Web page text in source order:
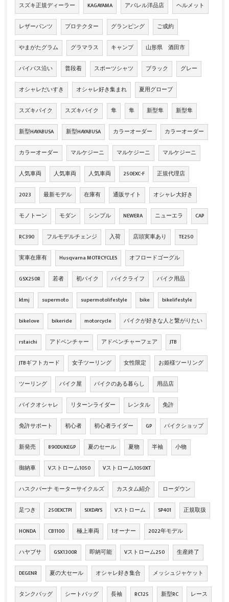
スズキ正規ディーラー KAGAYAMA アパレル洋品店 ヘルメット
レザーパンツ プロテクター グランピング ご成約
やまがたグラム グラマラス キャンプ 山形県 酒田市
バイパス沿い 普段着 スポーツシャツ ブラック グレー
オシャレだいすき オシャレ好き集まれ 夏用グローブ
スズキバイク スズキバイク 隼 隼 新型隼 新型隼
新型HAYABUSA 新型HAYABUSA カラーオーダー カラーオーダー
カラーオーダー マルケジーニ マルケジーニ マルケジーニ
人気車両 人気車両 人気車両 250EXC-F 正規代理店
2023 最新モデル 在庫有 通販サイト オシャレ大好き
モノトーン モダン シンプル NEWERA ニューエラ CAP
RC390 フルモデルチェンジ 入荷 店頭実車あり TE250
実車在庫有 Husqvarna MOTRCYCLES オフロードゴーグル
GSX250R 若者 初バイク バイクライフ バイク用品
ktmj supermoto supermotolifestyle bike bikelifestyle
bikelove bikeride motorcycle バイクが好きな人と繋がりたい
rstaichi アドベンチャー アドベンチャーフェア JTB
JTBギフトカード 女子ツーリング 女性限定 お姫様ツーリング
ツーリング バイク屋 バイクのある暮らし 用品店
バイクオシャレ リターンライダー レンタル 免許
免許サポート 初心者 初心者ライダー GP バイクショップ
新発売 890DUKEGP 夏のセール 夏物 半袖 小物
御納車 Vストローム1050 Vストローム1050XT
ハスクバーナ モーターサイクルズ カスタム紹介 ローダウン
足つき 250EXCTPI SIXDAYS Vストローム SP401 正規取扱
HONDA CB1100 極上車両 1オーナー 2022年モデル
ハヤブサ GSX1300R 即納可能 Vストローム250 生産終了
DEGENR 夏の大セール オシャレ好き集合 メッシュジャケット
タンクバッグ シートバッグ 長袖 RC125 新型RC レース